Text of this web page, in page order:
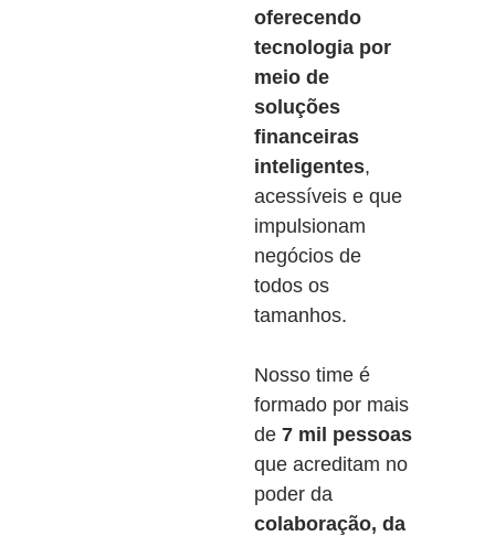
oferecendo
tecnologia por
meio de
soluções
financeiras
inteligentes,
acessíveis e que
impulsionam
negócios de
todos os
tamanhos.
Nosso time é
formado por mais
de7 mil pessoas
que acreditam no
poder da
colaboração, da